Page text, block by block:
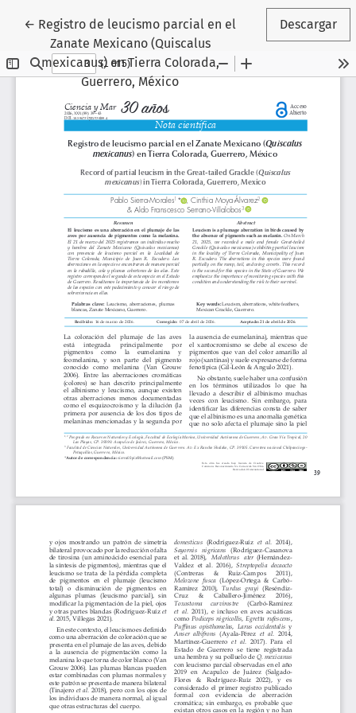
← Volver a los detalles del artículo
Registro de leucismo parcial en el
Zanate Mexicano (Quiscalus
mexicanus) en Tierra Colorada,
Guerrero, México
Descargar